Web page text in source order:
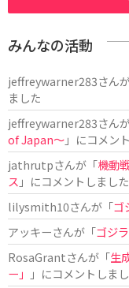
みんなの活動
jeffreywarner283さん
ました
jeffreywarner283さん
of Japan〜」にコメン
jathrutpさんが「機動
ス 」にコメントしました
lilysmith10さんが「ゴ
アッキーさんが「ゴジ
RosaGrantさんが「生
ー」
」にコメントしま